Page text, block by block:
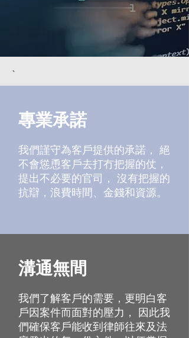
、
專業承諾
我們謹守為客戶提供的承諾， 絕
不會慫恿客戶去打冇把握的仗，
提出不必要的官司， 沒有把握的
抗辯，浪費時間、金錢和資源。
溝通無間
我們了解客戶的需要，更明白客
戶因案件而面對的壓力， 因此我
們確保客戶能收到律師往來及法